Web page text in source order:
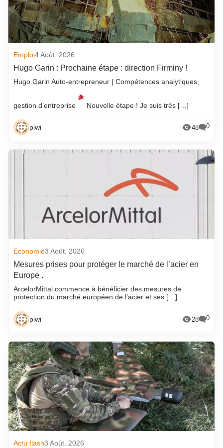
Emploi4 Août. 2026
Hugo Garin : Prochaine étape : direction Firminy !
Hugo Garin Auto-entrepreneur | Compétences analytiques,
gestion d’entreprise Nouvelle étape ! Je suis très […]
piwi 48 0
Economie3 Août. 2026
Mesures prises pour protéger le marché de l’acier en
Europe .
ArcelorMittal commence à bénéficier des mesures de
protection du marché européen de l’acier et ses […]
piwi 28 0
Actu flash3 Août. 2026